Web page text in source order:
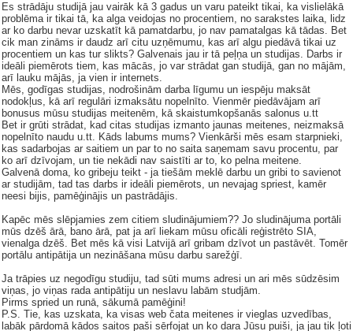
Es strādāju studijā jau vairāk kā 3 gadus un varu pateikt tikai, ka vislielākā
problēma ir tikai tā, ka alga veidojas no procentiem, no sarakstes laika, lidz
ar ko darbu nevar uzskatīt kā pamatdarbu, jo nav pamatalgas kā tādas. Bet
cik man zināms ir daudz arī citu uzņēmumu, kas arī algu piedāvā tikai uz
procentiem un kas tur slikts? Galvenais jau ir tā peļņa un studijas. Darbs ir
ideāli piemērots tiem, kas mācās, jo var strādat gan studijā, gan no mājām,
arī lauku mājās, ja vien ir internets.
Mēs, godīgas studijas, nodrošinām darba līgumu un iespēju maksāt
nodokļus, kā arī regulāri izmaksātu nopelnīto. Vienmēr piedāvājam arī
bonusus mūsu studijas meitenēm, kā skaistumkopšanās salonus u.tt
Bet ir grūti strādat, kad citas studijas izmanto jaunas meitenes, neizmaksā
nopelnīto naudu u.tt. Kāds labums mums? Vienkārši mēs esam starpnieki,
kas sadarbojas ar saitiem un par to no saita saņemam savu procentu, par
ko arī dzīvojam, un tie nekādi nav saistīti ar to, ko pelna meitene.
Galvenā doma, ko gribeju teikt - ja tiešām meklē darbu un gribi to savienot
ar studijām, tad tas darbs ir ideāli piemērots, un nevajag spriest, kamēr
neesi bijis, pamēģinājis un pastrādājis.
Kapēc mēs slēpjamies zem citiem sludinājumiem?? Jo sludinājuma portāli
mūs dzēš ārā, bano ārā, pat ja arī liekam mūsu oficāli reģistrēto SIA,
vienalga dzēš. Bet mēs kā visi Latvijā arī gribam dzīvot un pastāvēt. Tomēr
portālu antipātija un nezināšana mūsu darbu sarežģī.
Ja trāpies uz negodīgu studiju, tad sūti mums adresi un ari mēs sūdzēsim
viņas, jo viņas rada antipātiju un neslavu labām studjām.
Pirms spried un runā, sākumā pamēģini!
P.S. Tie, kas uzskata, ka visas web čata meitenes ir vieglas uzvedības,
labāk pārdomā kādos saitos paši sērfojat un ko dara Jūsu puiši, ja jau tik ļoti